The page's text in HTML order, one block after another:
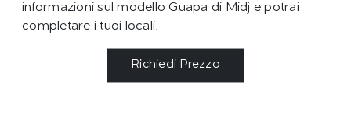
informazioni sul modello Guapa di Midj e potrai
completare i tuoi locali.
Richiedi Prezzo